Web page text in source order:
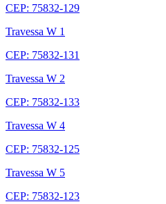
CEP: 75832-129
Travessa W 1
CEP: 75832-131
Travessa W 2
CEP: 75832-133
Travessa W 4
CEP: 75832-125
Travessa W 5
CEP: 75832-123